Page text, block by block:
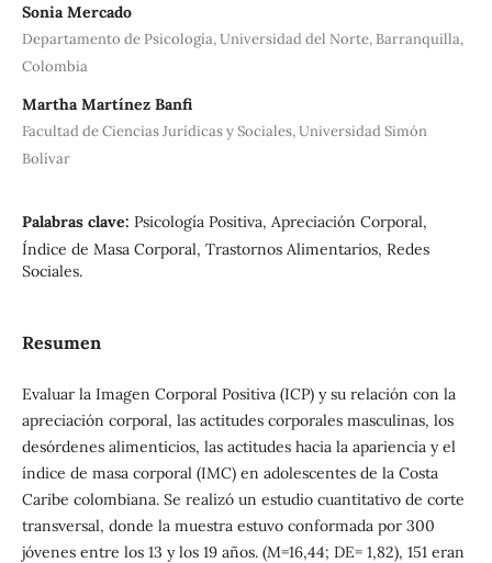
Sonia Mercado
Departamento de Psicología, Universidad del Norte, Barranquilla,
Colombia
Martha Martínez Banfi
Facultad de Ciencias Jurídicas y Sociales, Universidad Simón
Bolívar
Palabras clave: Psicología Positiva, Apreciación Corporal,
Índice de Masa Corporal, Trastornos Alimentarios, Redes
Sociales.
Resumen
Evaluar la Imagen Corporal Positiva (ICP) y su relación con la
apreciación corporal, las actitudes corporales masculinas, los
desórdenes alimenticios, las actitudes hacia la apariencia y el
índice de masa corporal (IMC) en adolescentes de la Costa
Caribe colombiana. Se realizó un estudio cuantitativo de corte
transversal, donde la muestra estuvo conformada por 300
jóvenes entre los 13 y los 19 años. (M=16,44; DE= 1,82), 151 eran